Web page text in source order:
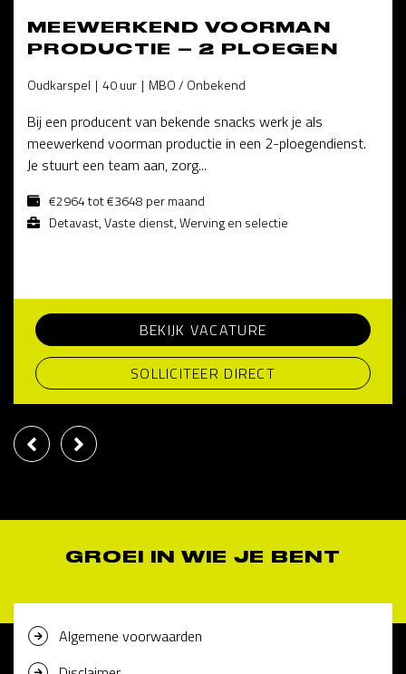
MEEWERKEND VOORMAN
PRODUCTIE – 2 PLOEGEN
Oudkarspel 40 uur MBO / Onbekend
Bij een producent van bekende snacks werk je als
meewerkend voorman productie in een 2-ploegendienst.
Je stuurt een team aan, zorg...
€2964 tot €3648 per maand
Detavast, Vaste dienst, Werving en selectie
BEKIJK VACATURE
SOLLICITEER DIRECT
GROEI IN WIE JE BENT
Algemene voorwaarden